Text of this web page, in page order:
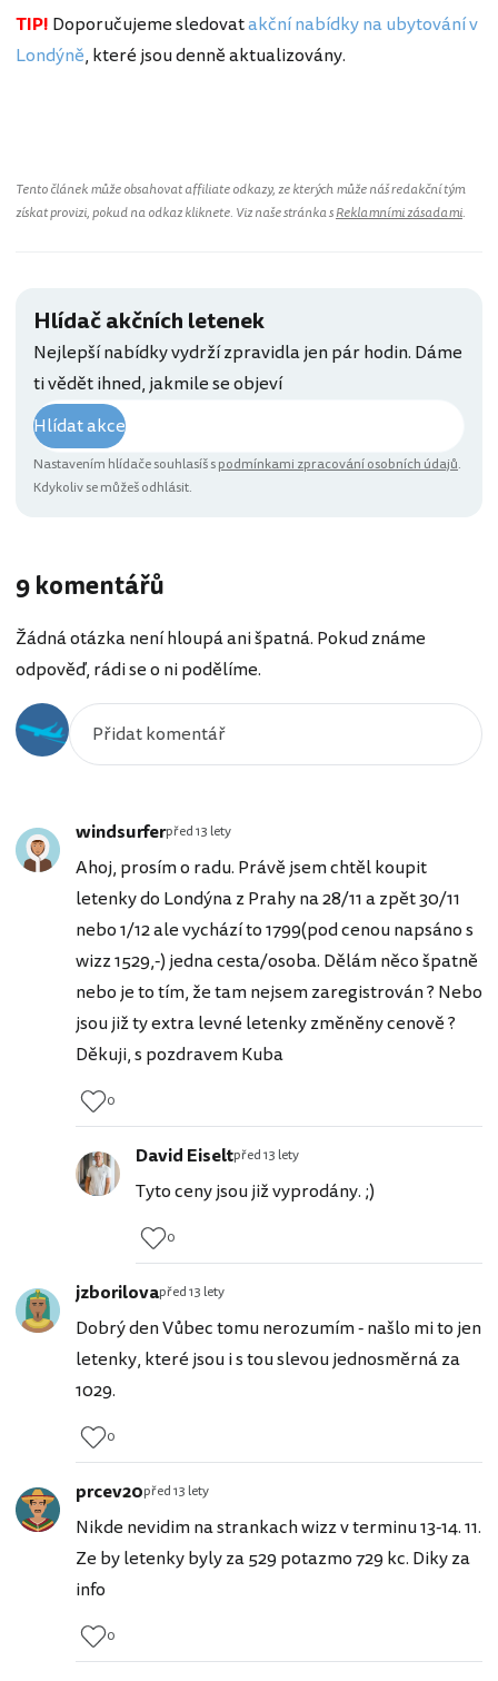
TIP! Doporučujeme sledovatakční nabídky na ubytování v
Londýně, které jsou denně aktualizovány.
Tento článek může obsahovat affiliate odkazy, ze kterých může náš redakční tým
získat provizi, pokud na odkaz kliknete. Viz naše stránka sReklamními zásadami.
Hlídač akčních letenek
Nejlepší nabídky vydrží zpravidla jen pár hodin. Dáme
ti vědět ihned, jakmile se objeví
Hlídat akce
Nastavením hlídače souhlasíš spodmínkami zpracování osobních údajů.
Kdykoliv se můžeš odhlásit.
9 komentářů
Žádná otázka není hloupá ani špatná. Pokud známe
odpověď, rádi se o ni podělíme.
windsurferpřed 13 lety
Ahoj, prosím o radu. Právě jsem chtěl koupit
letenky do Londýna z Prahy na 28/11 a zpět 30/11
nebo 1/12 ale vychází to 1799(pod cenou napsáno s
wizz 1529,-) jedna cesta/osoba. Dělám něco špatně
nebo je to tím, že tam nejsem zaregistrován ? Nebo
jsou již ty extra levné letenky změněny cenově ?
Děkuji, s pozdravem Kuba
0
David Eiseltpřed 13 lety
Tyto ceny jsou již vyprodány. ;)
0
jzborilovapřed 13 lety
Dobrý den Vůbec tomu nerozumím - našlo mi to jen
letenky, které jsou i s tou slevou jednosměrná za
1029.
0
prcev20před 13 lety
Nikde nevidim na strankach wizz v terminu 13-14. 11.
Ze by letenky byly za 529 potazmo 729 kc. Diky za
info
0